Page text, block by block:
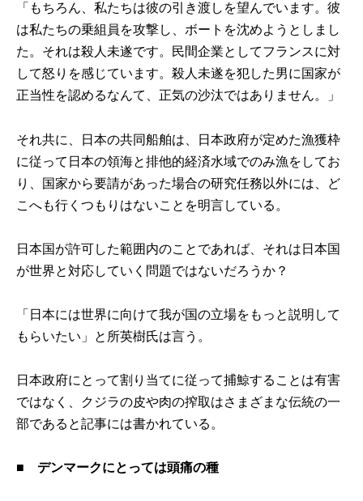
「もちろん、私たちは彼の引き渡しを望んでいます。彼
は私たちの乗組員を攻撃し、ボートを沈めようとしまし
た。それは殺人未遂です。民間企業としてフランスに対
して怒りを感じています。殺人未遂を犯した男に国家が
正当性を認めるなんて、正気の沙汰ではありません。」
それ共に、日本の共同船舶は、日本政府が定めた漁獲枠
に従って日本の領海と排他的経済水域でのみ漁をしてお
り、国家から要請があった場合の研究任務以外には、ど
こへも行くつもりはないことを明言している。
日本国が許可した範囲内のことであれば、それは日本国
が世界と対応していく問題ではないだろうか？
「日本には世界に向けて我が国の立場をもっと説明して
もらいたい」と所英樹氏は言う。
日本政府にとって割り当てに従って捕鯨することは有害
ではなく、クジラの皮や肉の搾取はさまざまな伝統の一
部であると記事には書かれている。
■ デンマークにとっては頭痛の種